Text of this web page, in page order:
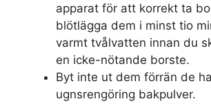
apparat för att korrekt ta
blötlägga dem i minst tio
varmt tvålvatten innan du
en icke-nötande borste.
Byt inte ut dem förrän de
ugnsrengöring bakpulver.